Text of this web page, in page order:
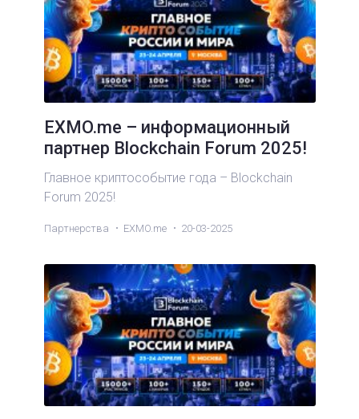
EXMO.me – информационный
партнер Blockchain Forum 2025!
Главное криптособытие года – Blockchain
Forum 2025!
Партнерства EXMO.me 20-03-2025